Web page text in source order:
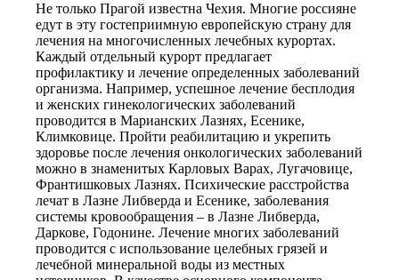
Не только Прагой известна Чехия. Многие россияне
едут в эту гостеприимную европейскую страну для
лечения на многочисленных лечебных курортах.
Каждый отдельный курорт предлагает
профилактику и лечение определенных заболеваний
организма. Например, успешное лечение бесплодия
и женских гинекологических заболеваний
проводится в Марианских Лазнях, Есенике,
Климковице. Пройти реабилитацию и укрепить
здоровье после лечения онкологических заболеваний
можно в знаменитых Карловых Варах, Лугачовице,
Франтишковых Лазнях. Психические расстройства
лечат в Лазне Либверда и Есенике, заболевания
системы кровообращения – в Лазне Либверда,
Даркове, Годонине. Лечение многих заболеваний
проводится с использование целебных грязей и
лечебной минеральной воды из местных